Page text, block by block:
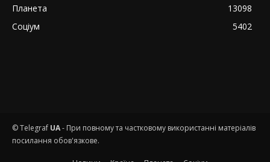
Планета
13098
Соціум
5402
© Telegraf UA- При повному та частковому використанні матеріалів
посилання обов'язкове.